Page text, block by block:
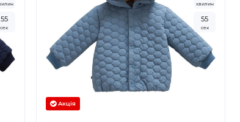
53
сек
Акція
хвилин
53
сек